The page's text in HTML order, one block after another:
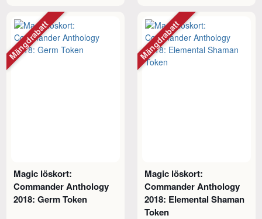
Magic löskort:
Commander Anthology
2018: Germ Token
Mängdrabatt
Magic löskort:
Commander Anthology
2018: Elemental Shaman
Token
Mängdrabatt